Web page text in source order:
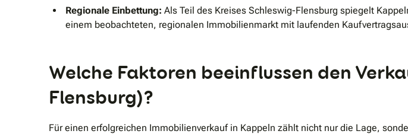
Regionale Einbettung: Als Teil des Kreises Schleswig-Flensburg spiegelt
einem beobachteten, regionalen Immobilienmarkt mit laufenden
Welche Faktoren beeinflussen den
Flensburg)?
Für einen erfolgreichen Immobilienverkauf in Kappeln zählt nicht nur die Lage,